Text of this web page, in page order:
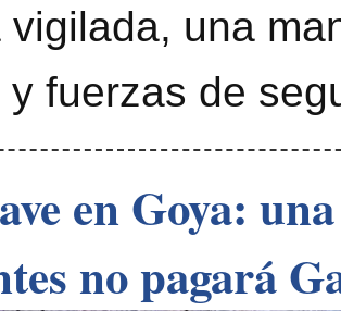
vigilada, una
fuerzas de
en Goya:
no pagará